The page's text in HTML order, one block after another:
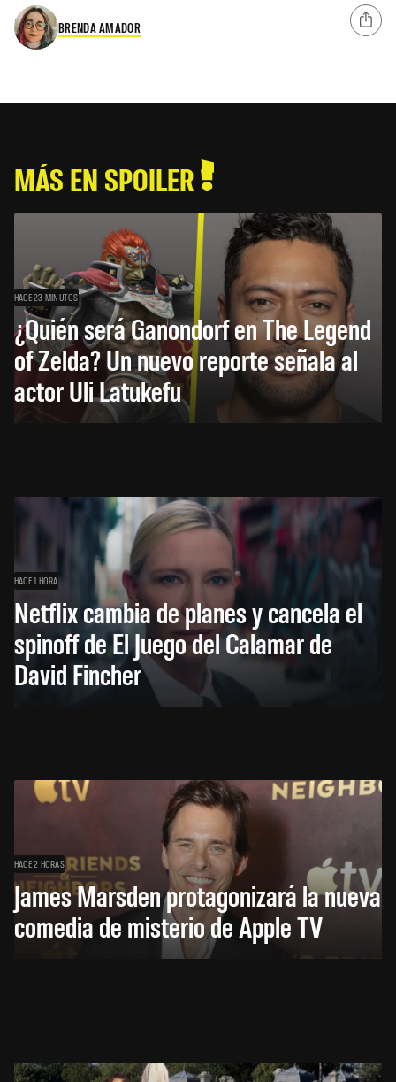
BRENDA AMADOR
MÁS EN SPOILER
HACE 23 MINUTOS
¿Quién será Ganondorf en The Legend
of Zelda? Un nuevo reporte señala al
actor Uli Latukefu
HACE 1 HORA
Netflix cambia de planes y cancela el
spinoff de El Juego del Calamar de
David Fincher
HACE 2 HORAS
James Marsden protagonizará la nueva
comedia de misterio de Apple TV